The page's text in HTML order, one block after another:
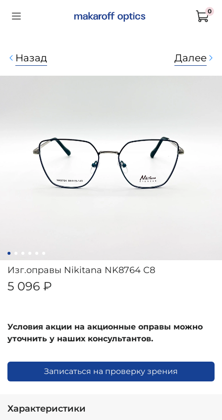
0
Назад Далее
Изг.оправы Nikitana NK8764 C8
5 096 ₽
Условия акции на акционные оправы можно
уточнить у наших консультантов.
Записаться на проверку зрения
Характеристики